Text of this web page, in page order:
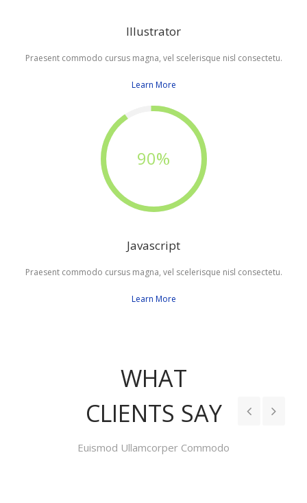
Illustrator
Praesent commodo cursus magna, vel scelerisque nisl consectetu.
Learn More
90%
Javascript
Praesent commodo cursus magna, vel scelerisque nisl consectetu.
Learn More
WHAT
CLIENTS SAY
Euismod Ullamcorper Commodo